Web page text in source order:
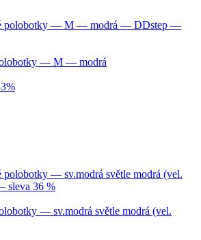
— M — modrá
— sv.modrá světle modrá (vel.